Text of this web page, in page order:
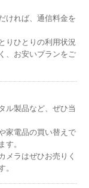
ければ、通信料金を
りひとりの利用状況
、お安いプランをご
ル製品など、ぜひ当
家電品の買い替えで
す。
メラはぜひお売りく
。